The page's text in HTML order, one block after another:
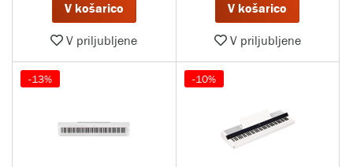
V košarico
V priljubljene
V košarico
V priljubljene
-13% -10%